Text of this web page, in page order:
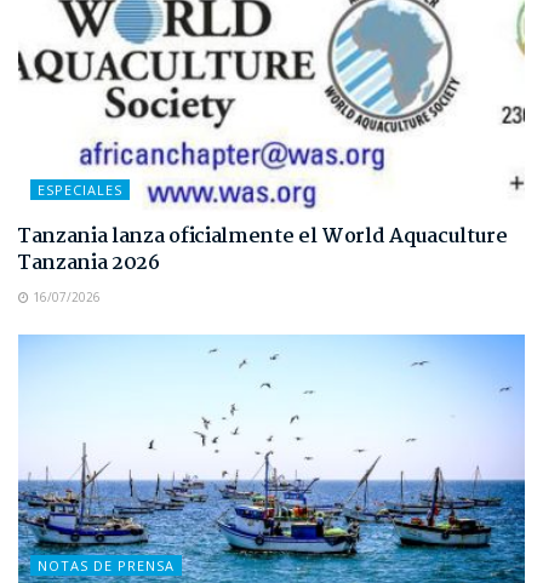
ESPECIALES
Tanzania lanza oficialmente el World Aquaculture
Tanzania 2026
16/07/2026
NOTAS DE PRENSA